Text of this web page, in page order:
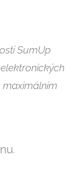
SumUp
maximálním